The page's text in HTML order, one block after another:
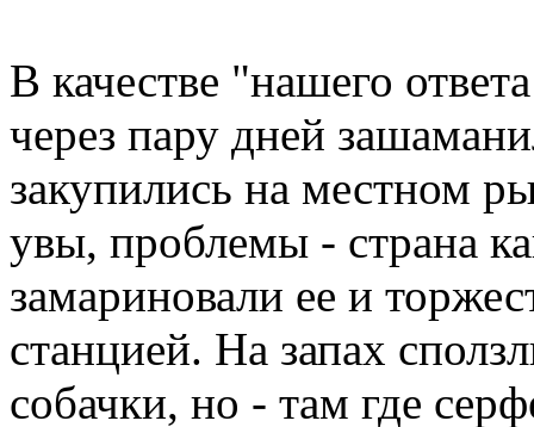
В качестве "нашего
через пару дней
закупились на местном
увы, проблемы - страна
замариновали ее и
станцией. На запах
собачки, но - там где